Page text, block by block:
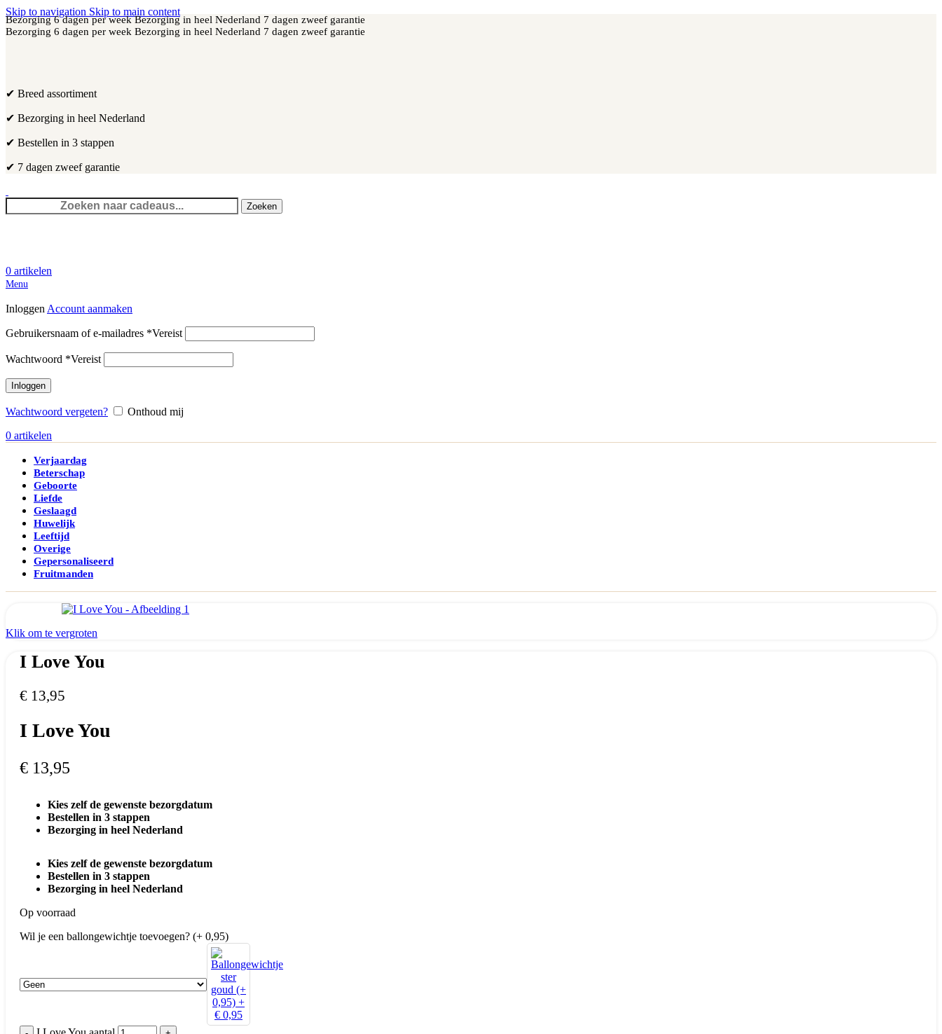
Skip to navigation Skip to main content
Bezorging 6 dagen per weekBezorging in heel Nederland 7 dagen zweef garantie
Bezorging 6 dagen per week Bezorging in heel Nederland 7 dagen zweef garantie
✔ Breed assortiment
✔ Bezorging in heel Nederland
✔ Bestellen in 3 stappen
✔ 7 dagen zweef garantie
Zoeken
0 artikelen
Menu
Inloggen Account aanmaken
Gebruikersnaam of e-mailadres *Vereist
Wachtwoord *Vereist
Inloggen
Wachtwoord vergeten?
Onthoud mij
0 artikelen
Verjaardag
Beterschap
Geboorte
Liefde
Geslaagd
Huwelijk
Leeftijd
Overige
Gepersonaliseerd
Fruitmanden
Klik om te vergroten
I Love You
€ 13,95
I Love You
€ 13,95
Kies zelf de gewenste bezorgdatum
Bestellen in 3 stappen
Bezorging in heel Nederland
Kies zelf de gewenste bezorgdatum
Bestellen in 3 stappen
Bezorging in heel Nederland
Op voorraad
Wil je een ballongewichtje toevoegen? (+ 0,95)